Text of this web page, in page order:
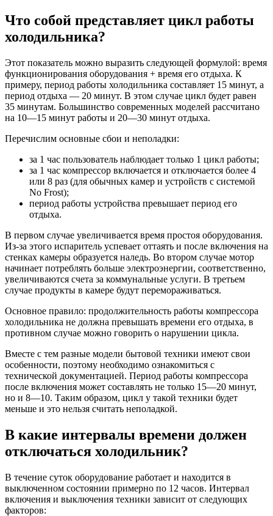
Что собой представляет цикл работы
холодильника?
Этот показатель можно выразить следующей формулой: время
функционирования оборудования + время его отдыха. К
примеру, период работы холодильника составляет 15 минут, а
период отдыха ― 20 минут. В этом случае цикл будет равен
35 минутам. Большинство современных моделей рассчитано
на 10―15 минут работы и 20―30 минут отдыха.
Перечислим основные сбои и неполадки:
за 1 час пользователь наблюдает только 1 цикл работы;
за 1 час компрессор включается и отключается более 4
или 8 раз (для обычных камер и устройств с системой
No Frost);
период работы устройства превышает период его
отдыха.
В первом случае увеличивается время простоя оборудования.
Из-за этого испаритель успевает оттаять и после включения на
стенках камеры образуется наледь. Во втором случае мотор
начинает потреблять больше электроэнергии, соответственно,
увеличиваются счета за коммунальные услуги. В третьем
случае продукты в камере будут перемораживаться.
Основное правило: продолжительность работы компрессора
холодильника не должна превышать времени его отдыха, в
противном случае можно говорить о нарушении цикла.
Вместе с тем разные модели бытовой техники имеют свои
особенности, поэтому необходимо ознакомиться с
технической документацией. Период работы компрессора
после включения может составлять не только 15―20 минут,
но и 8―10. Таким образом, цикл у такой техники будет
меньше и это нельзя считать неполадкой.
В какие интервалы времени должен
отключаться холодильник?
В течение суток оборудование работает и находится в
выключенном состоянии примерно по 12 часов. Интервал
включения и выключения техники зависит от следующих
факторов: